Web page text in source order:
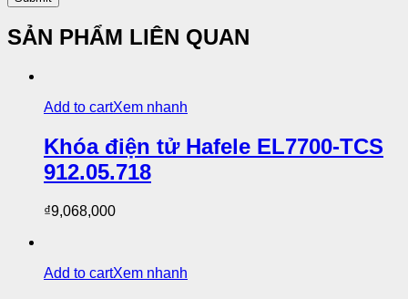
SẢN PHẨM LIÊN QUAN
Add to cartXem nhanh
Khóa điện tử Hafele EL7700-TCS
912.05.718
₫9,068,000
Add to cartXem nhanh